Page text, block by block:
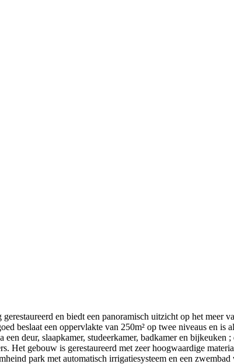
en biedt een panoramisch uitzicht op het meer
beslaat een oppervlakte van 250m² op twee niveaus en is
deur, slaapkamer, studeerkamer, badkamer en bijkeuken ;
Het gebouw is gerestaureerd met zeer hoogwaardige
park met automatisch irrigatiesysteem en een zwembad